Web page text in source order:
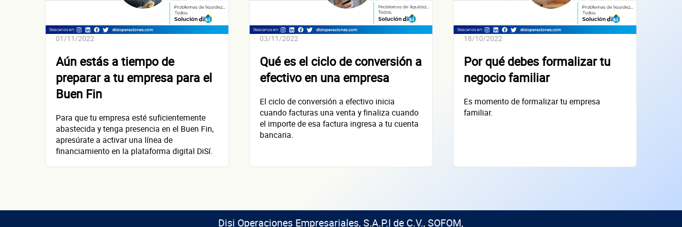
01/11/2022
Aún estás a tiempo de
preparar a tu empresa para el
Buen Fin
Para que tu empresa esté suficientemente
abastecida y tenga presencia en el Buen Fin,
apresúrate a activar una línea de
financiamiento en la plataforma digital DiSí.
03/11/2022
Qué es el ciclo de conversión a
efectivo en una empresa
El ciclo de conversión a efectivo inicia
cuando facturas una venta y finaliza cuando
el importe de esa factura ingresa a tu cuenta
bancaria.
18/10/2022
Por qué debes formalizar tu
negocio familiar
Es momento de formalizar tu empresa
familiar.
empresas financiadas en los últimos 30 días
Disi Operaciones Empresariales, S.A.P.I de C.V., SOFOM,